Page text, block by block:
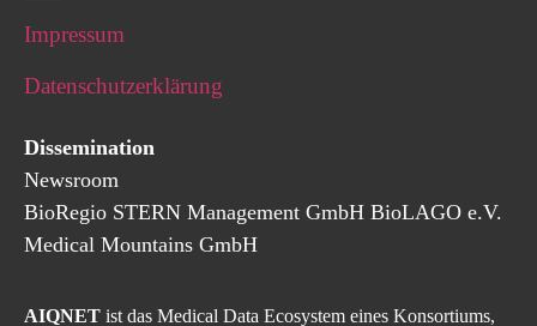
Impressum
Datenschutzerklärung
Dissemination
Newsroom
BioRegio STERN Management GmbH BioLAGO e.V.
Medical Mountains GmbH
AIQNET ist das Medical Data Ecosystem eines Konsortiums,